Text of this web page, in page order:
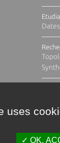
uses
OK,